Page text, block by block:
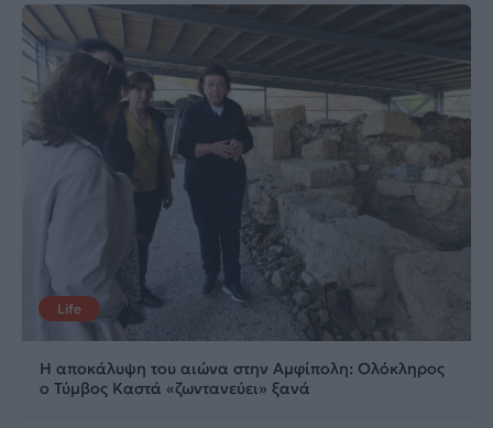
Life
Η αποκάλυψη του αιώνα στην Αμφίπολη: Ολόκληρος
ο Τύμβος Καστά «ζωντανεύει» ξανά